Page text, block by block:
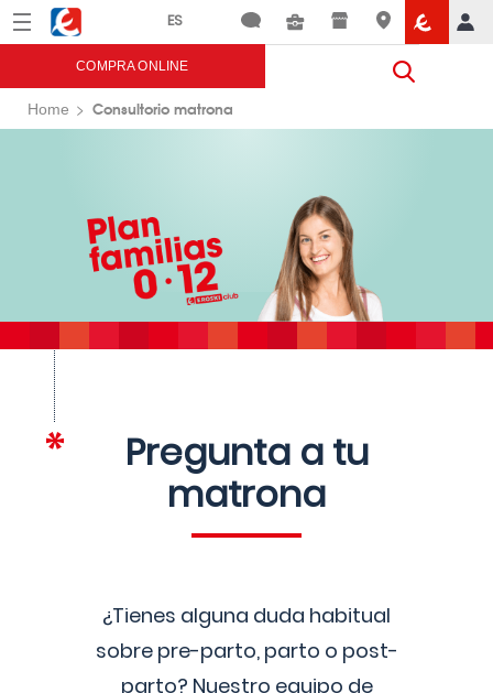
Menú Eroski
COMPRA ONLINE
Home Consultorio matrona
Pregunta a tu
matrona
¿Tienes alguna duda habitual
sobre pre-parto, parto o post-
parto? Nuestro equipo de